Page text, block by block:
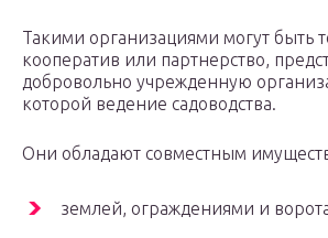
Такими организациями могут быть
кооператив или партнерство,
добровольно учрежденную
которой ведение садоводства.
Они обладают совместным
землей, ограждениями и